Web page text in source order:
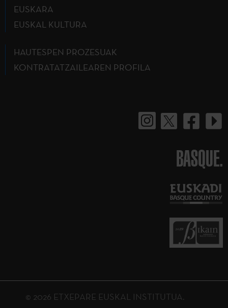
EUSKARA
EUSKAL KULTURA
HAUTESPEN PROZESUAK
KONTRATATZAILEAREN PROFILA
BASQUE.
© 2026 ETXEPARE EUSKAL INSTITUTUA.